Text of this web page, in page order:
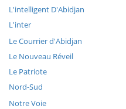
L'intelligent D'Abidjan
L'inter
Le Courrier d'Abidjan
Le Nouveau Réveil
Le Patriote
Nord-Sud
Notre Voie